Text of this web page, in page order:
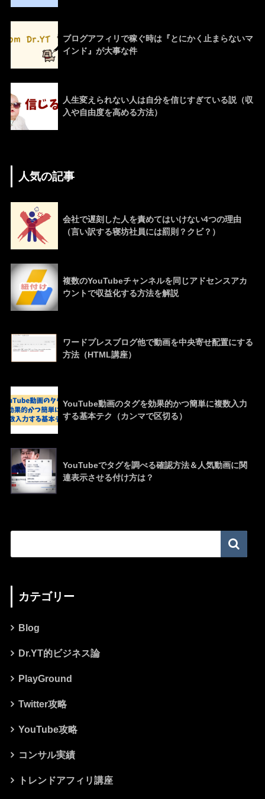
ブログアフィリで稼ぐ時は『とにかく止まらないマ
インド』が大事な件
人生変えられない人は自分を信じすぎている説（収
入や自由度を高める方法）
人気の記事
会社で遅刻した人を責めてはいけない4つの理由
（言い訳する寝坊社員には罰則？クビ？）
複数のYouTubeチャンネルを同じアドセンスアカ
ウントで収益化する方法を解説
ワードプレスブログ他で動画を中央寄せ配置にする
方法（HTML講座）
YouTube動画のタグを効果的かつ簡単に複数入力
する基本テク（カンマで区切る）
YouTubeでタグを調べる確認方法＆人気動画に関
連表示させる付け方は？
カテゴリー
Blog
Dr.YT的ビジネス論
PlayGround
Twitter攻略
YouTube攻略
コンサル実績
トレンドアフィリ講座